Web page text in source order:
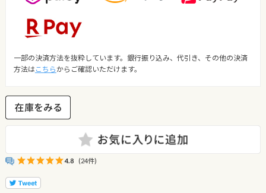
一部の決済方法を抜粋しています。銀行振り込み、代引き、その他の決済
方法は こちら からご確認いただけます。
4.8 (24件)